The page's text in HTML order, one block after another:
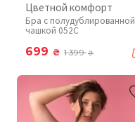
Цветной комфорт
Бра с полудублированной
чашкой 052C
699 ₴ 1 399₴